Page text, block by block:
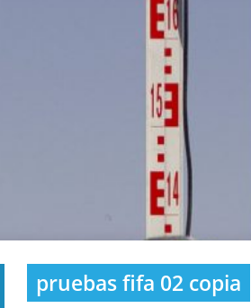
pruebas fifa 02 copia